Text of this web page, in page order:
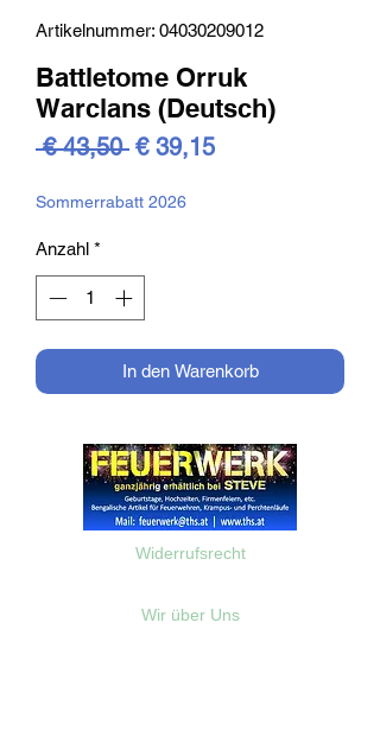
Artikelnummer: 04030209012
Battletome Orruk
Warclans (Deutsch)
€ 43,50 Standardpreis
€ 39,15Sale-
Sommerrabatt 2026
Anzahl *
In den Warenkorb
Widerrufsrecht
Wir über Uns